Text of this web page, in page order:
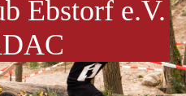
Ebstorf e.V.